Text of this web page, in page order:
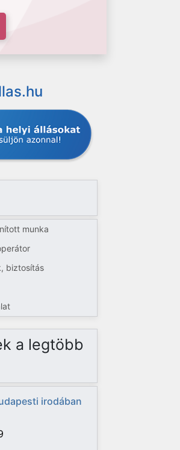
munka
biztosítás
a legtöbb
irodában